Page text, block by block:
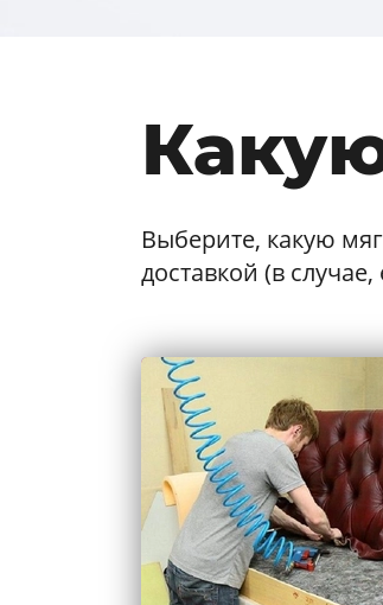
Выберите, какую
доставкой (в